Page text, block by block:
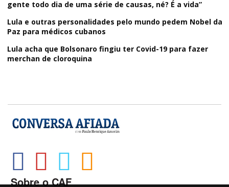
gente todo dia de uma série de causas, né? É a vida”
Lula e outras personalidades pelo mundo pedem Nobel da
Paz para médicos cubanos
Lula acha que Bolsonaro fingiu ter Covid-19 para fazer
merchan de cloroquina
Sobre o CAF